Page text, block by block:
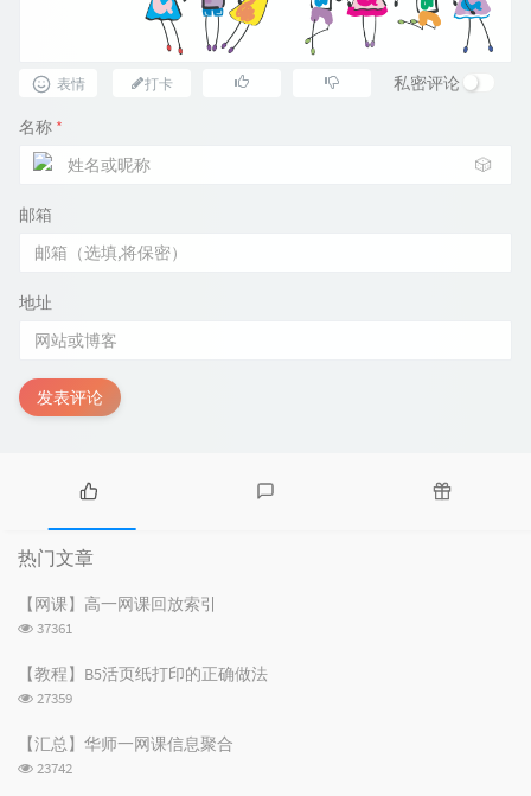
表情 打卡 私密评论
名称 *
🎲
邮箱
地址
发表评论
热
门
文
章
热门文章
【网课】高一网课回放索引
浏
次
数:
37361
【教程】B5活页纸打印的正确做法
浏
次
数:
27359
【汇总】华师一网课信息聚合
浏
23742